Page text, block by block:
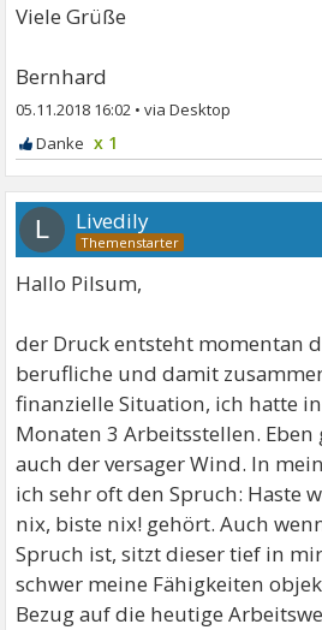
Viele Grüße
Bernhard
05.11.2018 16:02 •
x 1
L Livedily
Hallo Pilsum,
der Druck entsteht momentan
berufliche und damit
finanzielle Situation, ich hatte
Monaten 3 Arbeitsstellen.
auch der versager Wind. In
ich sehr oft den Spruch: Haste
nix, biste nix! gehört. Auch
Spruch ist, sitzt dieser tief in
schwer meine Fähigkeiten
Bezug auf die heutige